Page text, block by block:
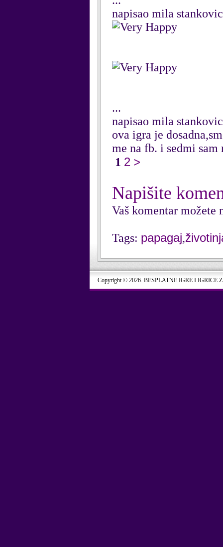
napisao mila
...
napisao mila
ova igra je
me na fb. i sedmi
1 2 >
Napišite
Vaš komentar možete
Tags: papagaj,
Copyright © 2026. BESPLATNE IGRE I IGRICE